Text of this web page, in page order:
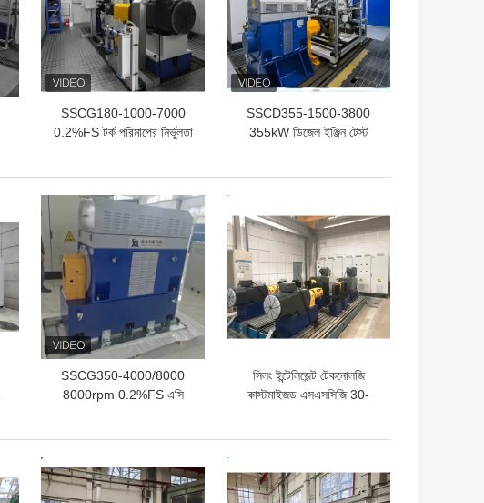
SSCG180-1000-7000
0.2%FS টর্ক পরিমাপের নির্ভুলতা
SSCD355-1500-3800
355kW ডিজেল ইঞ্জিন টেস্ট
SSCG350-4000/8000
8000rpm 0.2%FS এসি
ভালো দাম
সিলং ইন্টেলিজেন্ট টেকনোলজি
কাস্টমাইজড এসএসসিজি 30-
ভালো দাম ভালো দাম